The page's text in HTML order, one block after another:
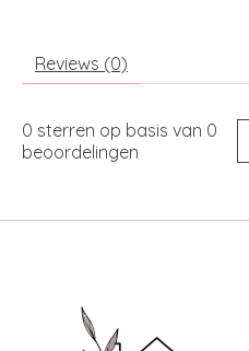
Reviews (0)
0 sterren op basis van 0
beoordelingen